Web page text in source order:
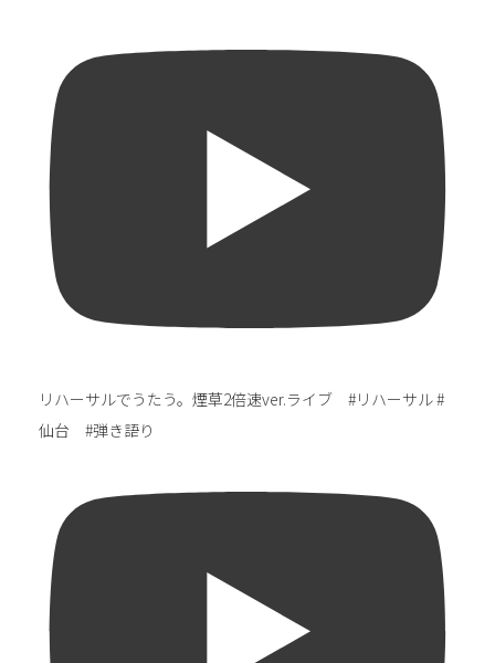
リハーサルでうたう。煙草2倍速ver.ライブ #リハーサル #
仙台 #弾き語り